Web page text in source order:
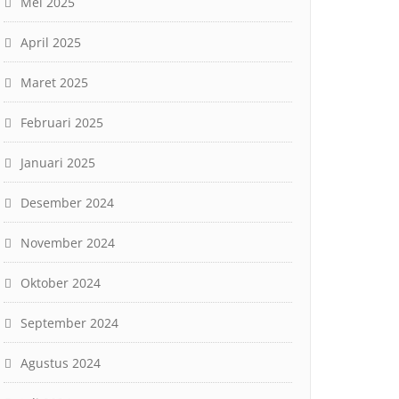
April 2025
Maret 2025
Februari 2025
Januari 2025
Desember 2024
November 2024
Oktober 2024
September 2024
Agustus 2024